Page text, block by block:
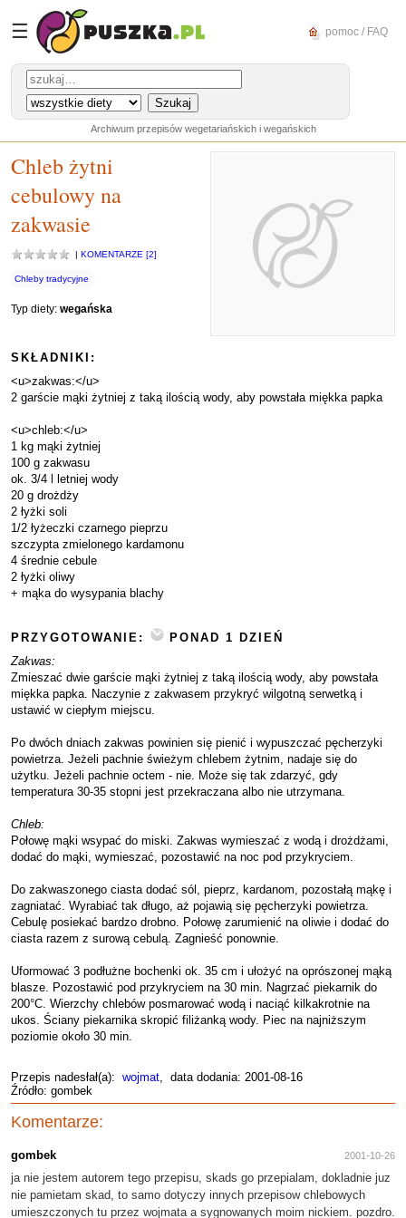
☰ pomoc / FAQ
Archiwum przepisów wegetariańskich i wegańskich
Chleb żytni
cebulowy na
zakwasie
| KOMENTARZE [2]
Chleby tradycyjne
Typ diety: wegańska
SKŁADNIKI:
<u>zakwas:</u>
2 garście mąki żytniej z taką ilością wody, aby powstała miękka papka
<u>chleb:</u>
1 kg mąki żytniej
100 g zakwasu
ok. 3/4 l letniej wody
20 g drożdży
2 łyżki soli
1/2 łyżeczki czarnego pieprzu
szczypta zmielonego kardamonu
4 średnie cebule
2 łyżki oliwy
+ mąka do wysypania blachy
PRZYGOTOWANIE:
PONAD 1 DZIEŃ
Zakwas:
Zmieszać dwie garście mąki żytniej z taką ilością wody, aby powstała
miękka papka. Naczynie z zakwasem przykryć wilgotną serwetką i
ustawić w ciepłym miejscu.
Po dwóch dniach zakwas powinien się pienić i wypuszczać pęcherzyki
powietrza. Jeżeli pachnie świeżym chlebem żytnim, nadaje się do
użytku. Jeżeli pachnie octem - nie. Może się tak zdarzyć, gdy
temperatura 30-35 stopni jest przekraczana albo nie utrzymana.
Chleb:
Połowę mąki wsypać do miski. Zakwas wymieszać z wodą i drożdżami,
dodać do mąki, wymieszać, pozostawić na noc pod przykryciem.
Do zakwaszonego ciasta dodać sól, pieprz, kardanom, pozostałą mąkę i
zagniatać. Wyrabiać tak długo, aż pojawią się pęcherzyki powietrza.
Cebulę posiekać bardzo drobno. Połowę zarumienić na oliwie i dodać do
ciasta razem z surową cebulą. Zagnieść ponownie.
Uformować 3 podłużne bochenki ok. 35 cm i ułożyć na oprószonej mąką
blasze. Pozostawić pod przykryciem na 30 min. Nagrzać piekarnik do
200°C. Wierzchy chlebów posmarować wodą i naciąć kilkakrotnie na
ukos. Ściany piekarnika skropić filiżanką wody. Piec na najniższym
poziomie około 30 min.
Przepis nadesłał(a): wojmat, data dodania: 2001-08-16
Źródło: gombek
Komentarze:
gombek 2001-10-26
ja nie jestem autorem tego przepisu, skads go przepialam, dokladnie juz
nie pamietam skad, to samo dotyczy innych przepisow chlebowych
umieszczonych tu przez wojmata a sygnowanych moim nickiem. pozdro.